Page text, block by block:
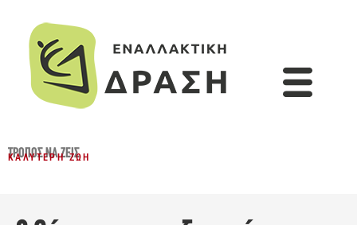
ΤΡΌΠΟΣ ΝΑ ΖΕΙΣ
ΚΑΛΎΤΕΡΗ ΖΩΉ